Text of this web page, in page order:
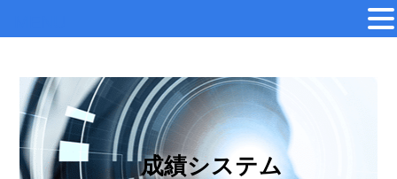
成績システム